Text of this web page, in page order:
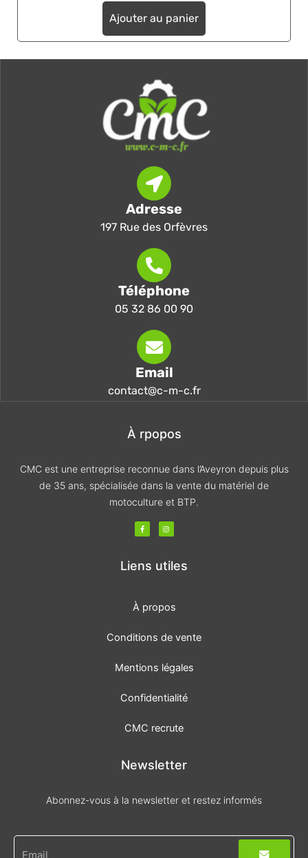
Ajouter au panier
Adresse
197 Rue des Orfèvres
Téléphone
05 32 86 00 90
Email
contact@c-m-c.fr
À rpopos
CMC est une entreprise reconnue dans l’Aveyron depuis plus
de 35 ans, spécialisée dans la vente du matériel de
motoculture et BTP.
F
a
c
o
k
I
n
s
r
a
Liens utiles
À propos
Conditions de vente
Mentions légales
Confidentialité
CMC recrute
Newsletter
Abonnez-vous à la newsletter et restez informés
Envoyer